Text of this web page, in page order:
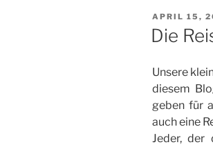
POSTED
ON
APRIL 15,
Die
Unsere
diesem
geben für
auch eine
Jeder, der